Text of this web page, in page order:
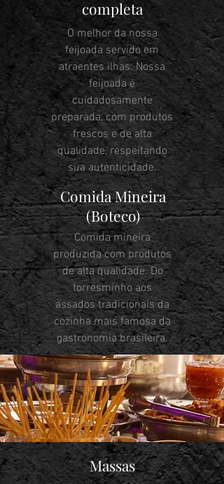
completa
O melhor da nossa
feijoada servido em
atraentes ilhas. Nossa
feijoada é
cuidadosamente
preparada, com produtos
frescos e de alta
qualidade, respeitando
sua autenticidade.
Comida Mineira
(Boteco)
Comida mineira
produzida com produtos
de alta qualidade. Do
torresminho aos
assados tradicionais da
cozinha mais famosa da
gastronomia brasileira.
Massas